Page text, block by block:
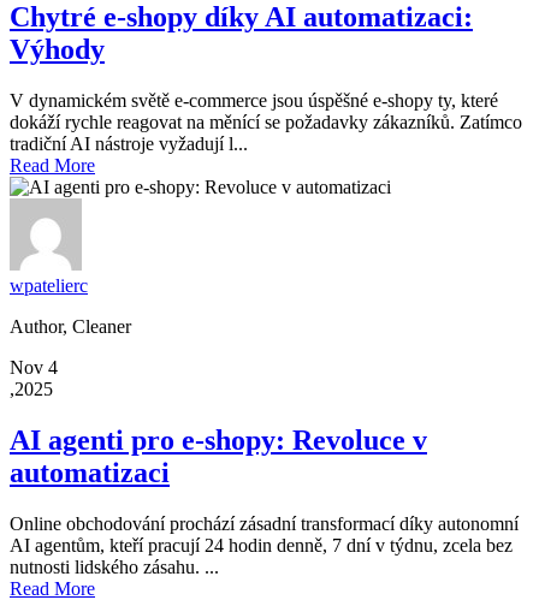
Chytré e-shopy díky AI automatizaci:
Výhody
V dynamickém světě e-commerce jsou úspěšné e-shopy ty, které
dokáží rychle reagovat na měnící se požadavky zákazníků. Zatímco
tradiční AI nástroje vyžadují l...
Read More
wpatelierc
Author, Cleaner
Nov 4
,2025
AI agenti pro e-shopy: Revoluce v
automatizaci
Online obchodování prochází zásadní transformací díky autonomní
AI agentům, kteří pracují 24 hodin denně, 7 dní v týdnu, zcela bez
nutnosti lidského zásahu. ...
Read More